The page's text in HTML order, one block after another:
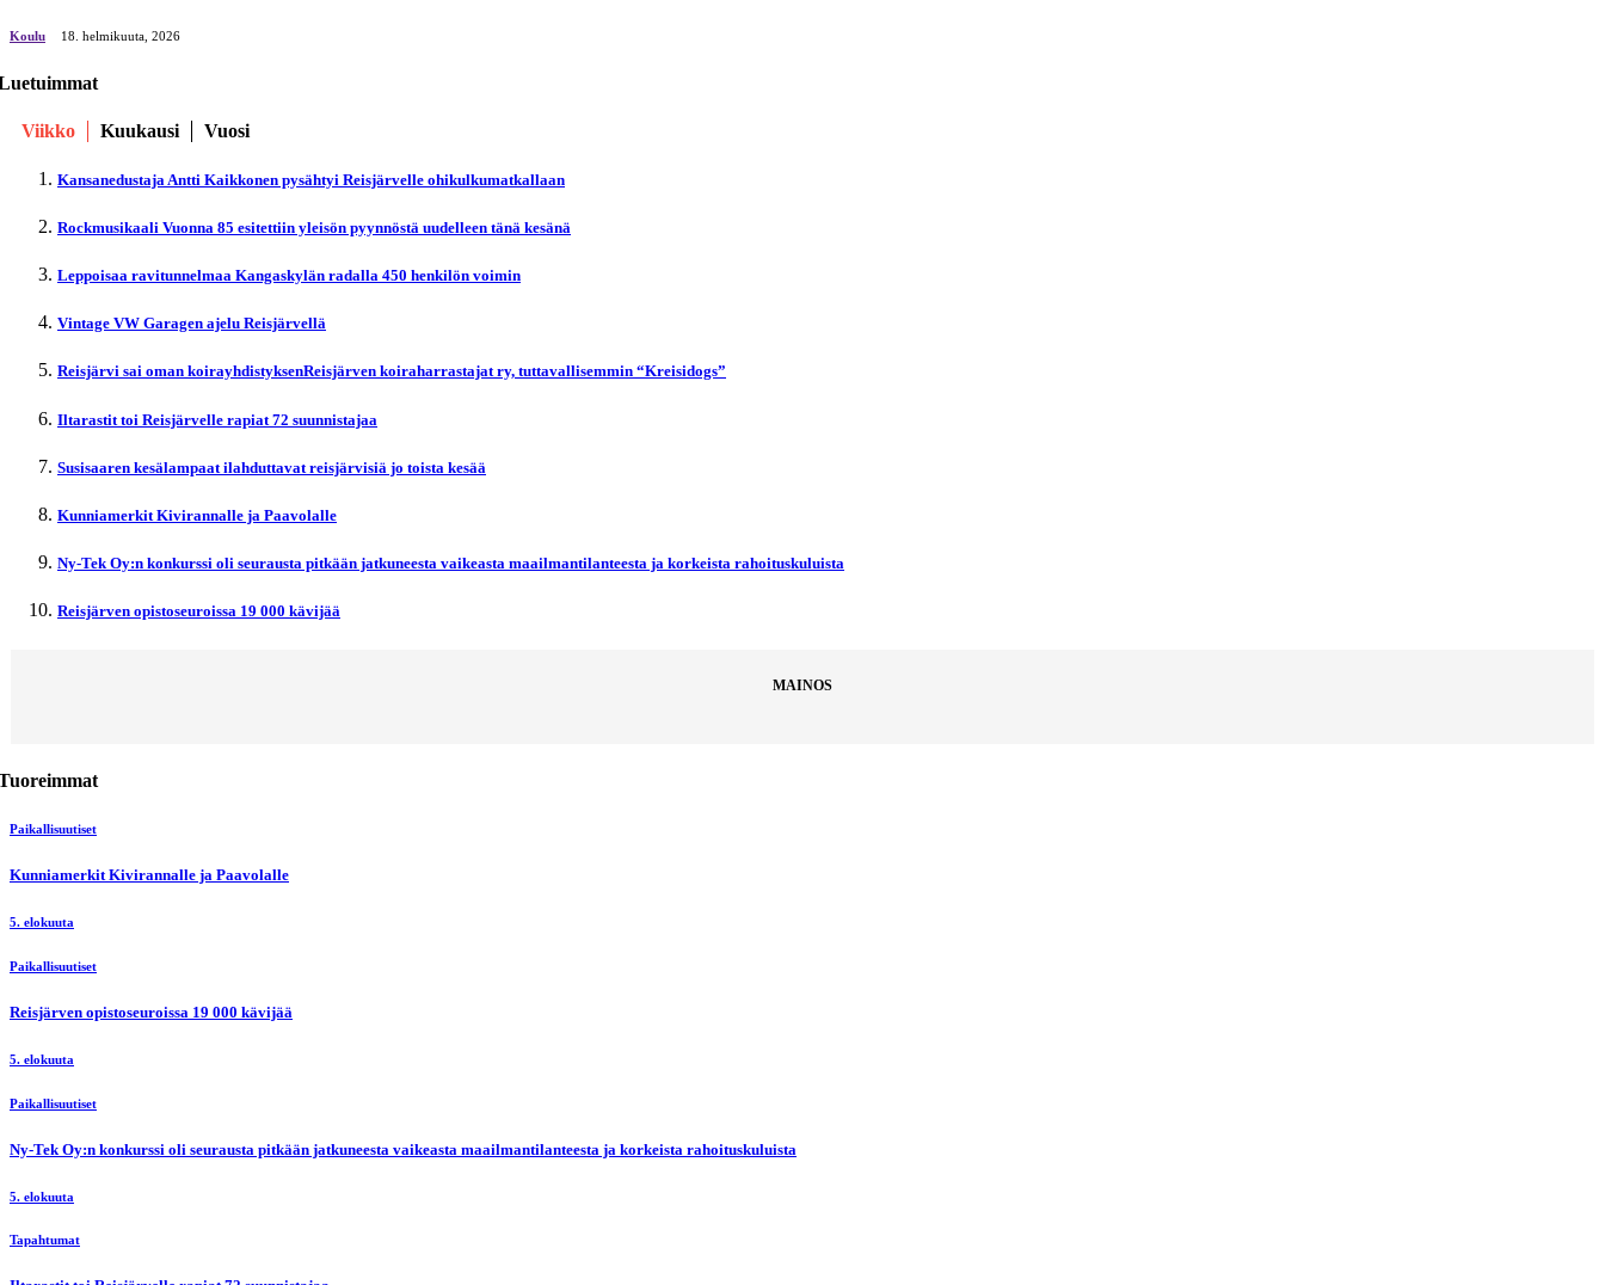
Koulu 18. helmikuuta, 2026
Viikko Kuukausi Vuosi
Kansanedustaja Antti Kaikkonen pysähtyi Reisjärvelle ohikulkumatkallaan
Rockmusikaali Vuonna 85 esitettiin yleisön pyynnöstä uudelleen tänä kesänä
Leppoisaa ravitunnelmaa Kangaskylän radalla 450 henkilön voimin
Vintage VW Garagen ajelu Reisjärvellä
Reisjärvi sai oman koirayhdistyksenReisjärven koiraharrastajat ry, tuttavallisemmin “Kreisidogs”
Iltarastit toi Reisjärvelle rapiat 72 suunnistajaa
Susisaaren kesälampaat ilahduttavat reisjärvisiä jo toista kesää
Kunniamerkit Kivirannalle ja Paavolalle
Ny-Tek Oy:n konkurssi oli seurausta pitkään jatkuneesta vaikeasta maailmantilanteesta ja korkeista rahoituskuluista
Reisjärven opistoseuroissa 19 000 kävijää
MAINOS
Paikallisuutiset
Kunniamerkit Kivirannalle ja Paavolalle
5. elokuuta
Paikallisuutiset
Reisjärven opistoseuroissa 19 000 kävijää
5. elokuuta
Paikallisuutiset
Ny-Tek Oy:n konkurssi oli seurausta pitkään jatkuneesta vaikeasta maailmantilanteesta ja korkeista rahoituskuluista
5. elokuuta
Tapahtumat